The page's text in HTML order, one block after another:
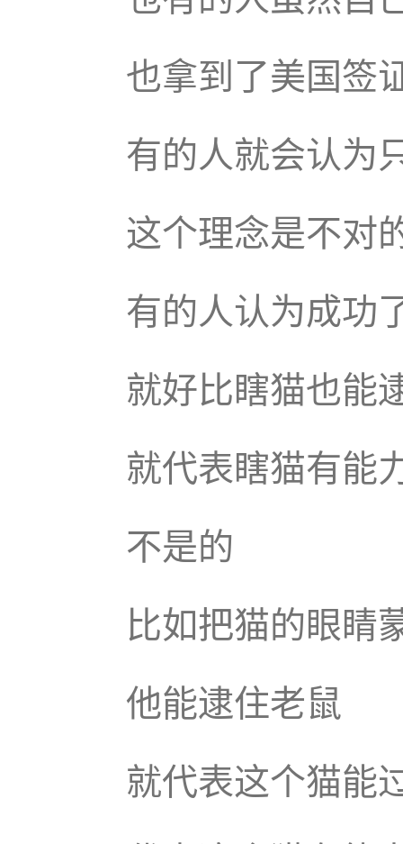
也拿到了美国签
有的人就会认为
这个理念是不对
有的人认为成功
就好比瞎猫也能
就代表瞎猫有能
不是的
比如把猫的眼睛
他能逮住老鼠
就代表这个猫能